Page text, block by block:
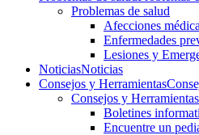
Problemas de salud
Afecciones
Enfermedades
Lesiones y
NoticiasNoticias
Consejos y Herramientas
Consejos y Herramientas
Boletines
Encuentre un